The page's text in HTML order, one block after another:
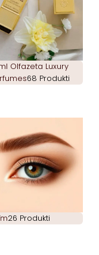
Olfazeta Luxury
68 Produkti
26 Produkti